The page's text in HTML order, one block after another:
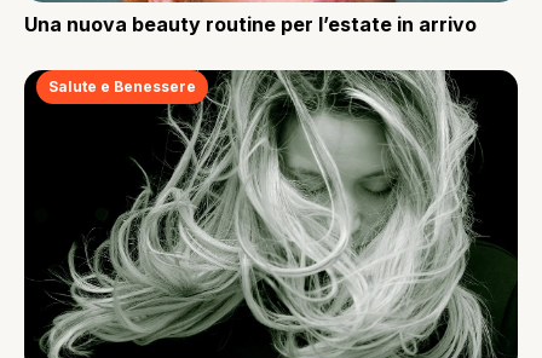
Una nuova beauty routine per l’estate in arrivo
Salute e Benessere